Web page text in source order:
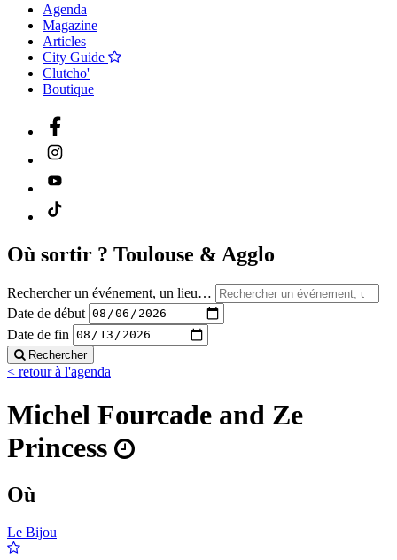
Agenda
Magazine
Articles
City Guide
Clutcho'
Boutique
Où sortir ? Toulouse & Agglo
Rechercher un événement, un lieu…
Date de début
Date de fin
Rechercher
< retour à l'agenda
Michel Fourcade and Ze
Princess
Où
Le Bijou